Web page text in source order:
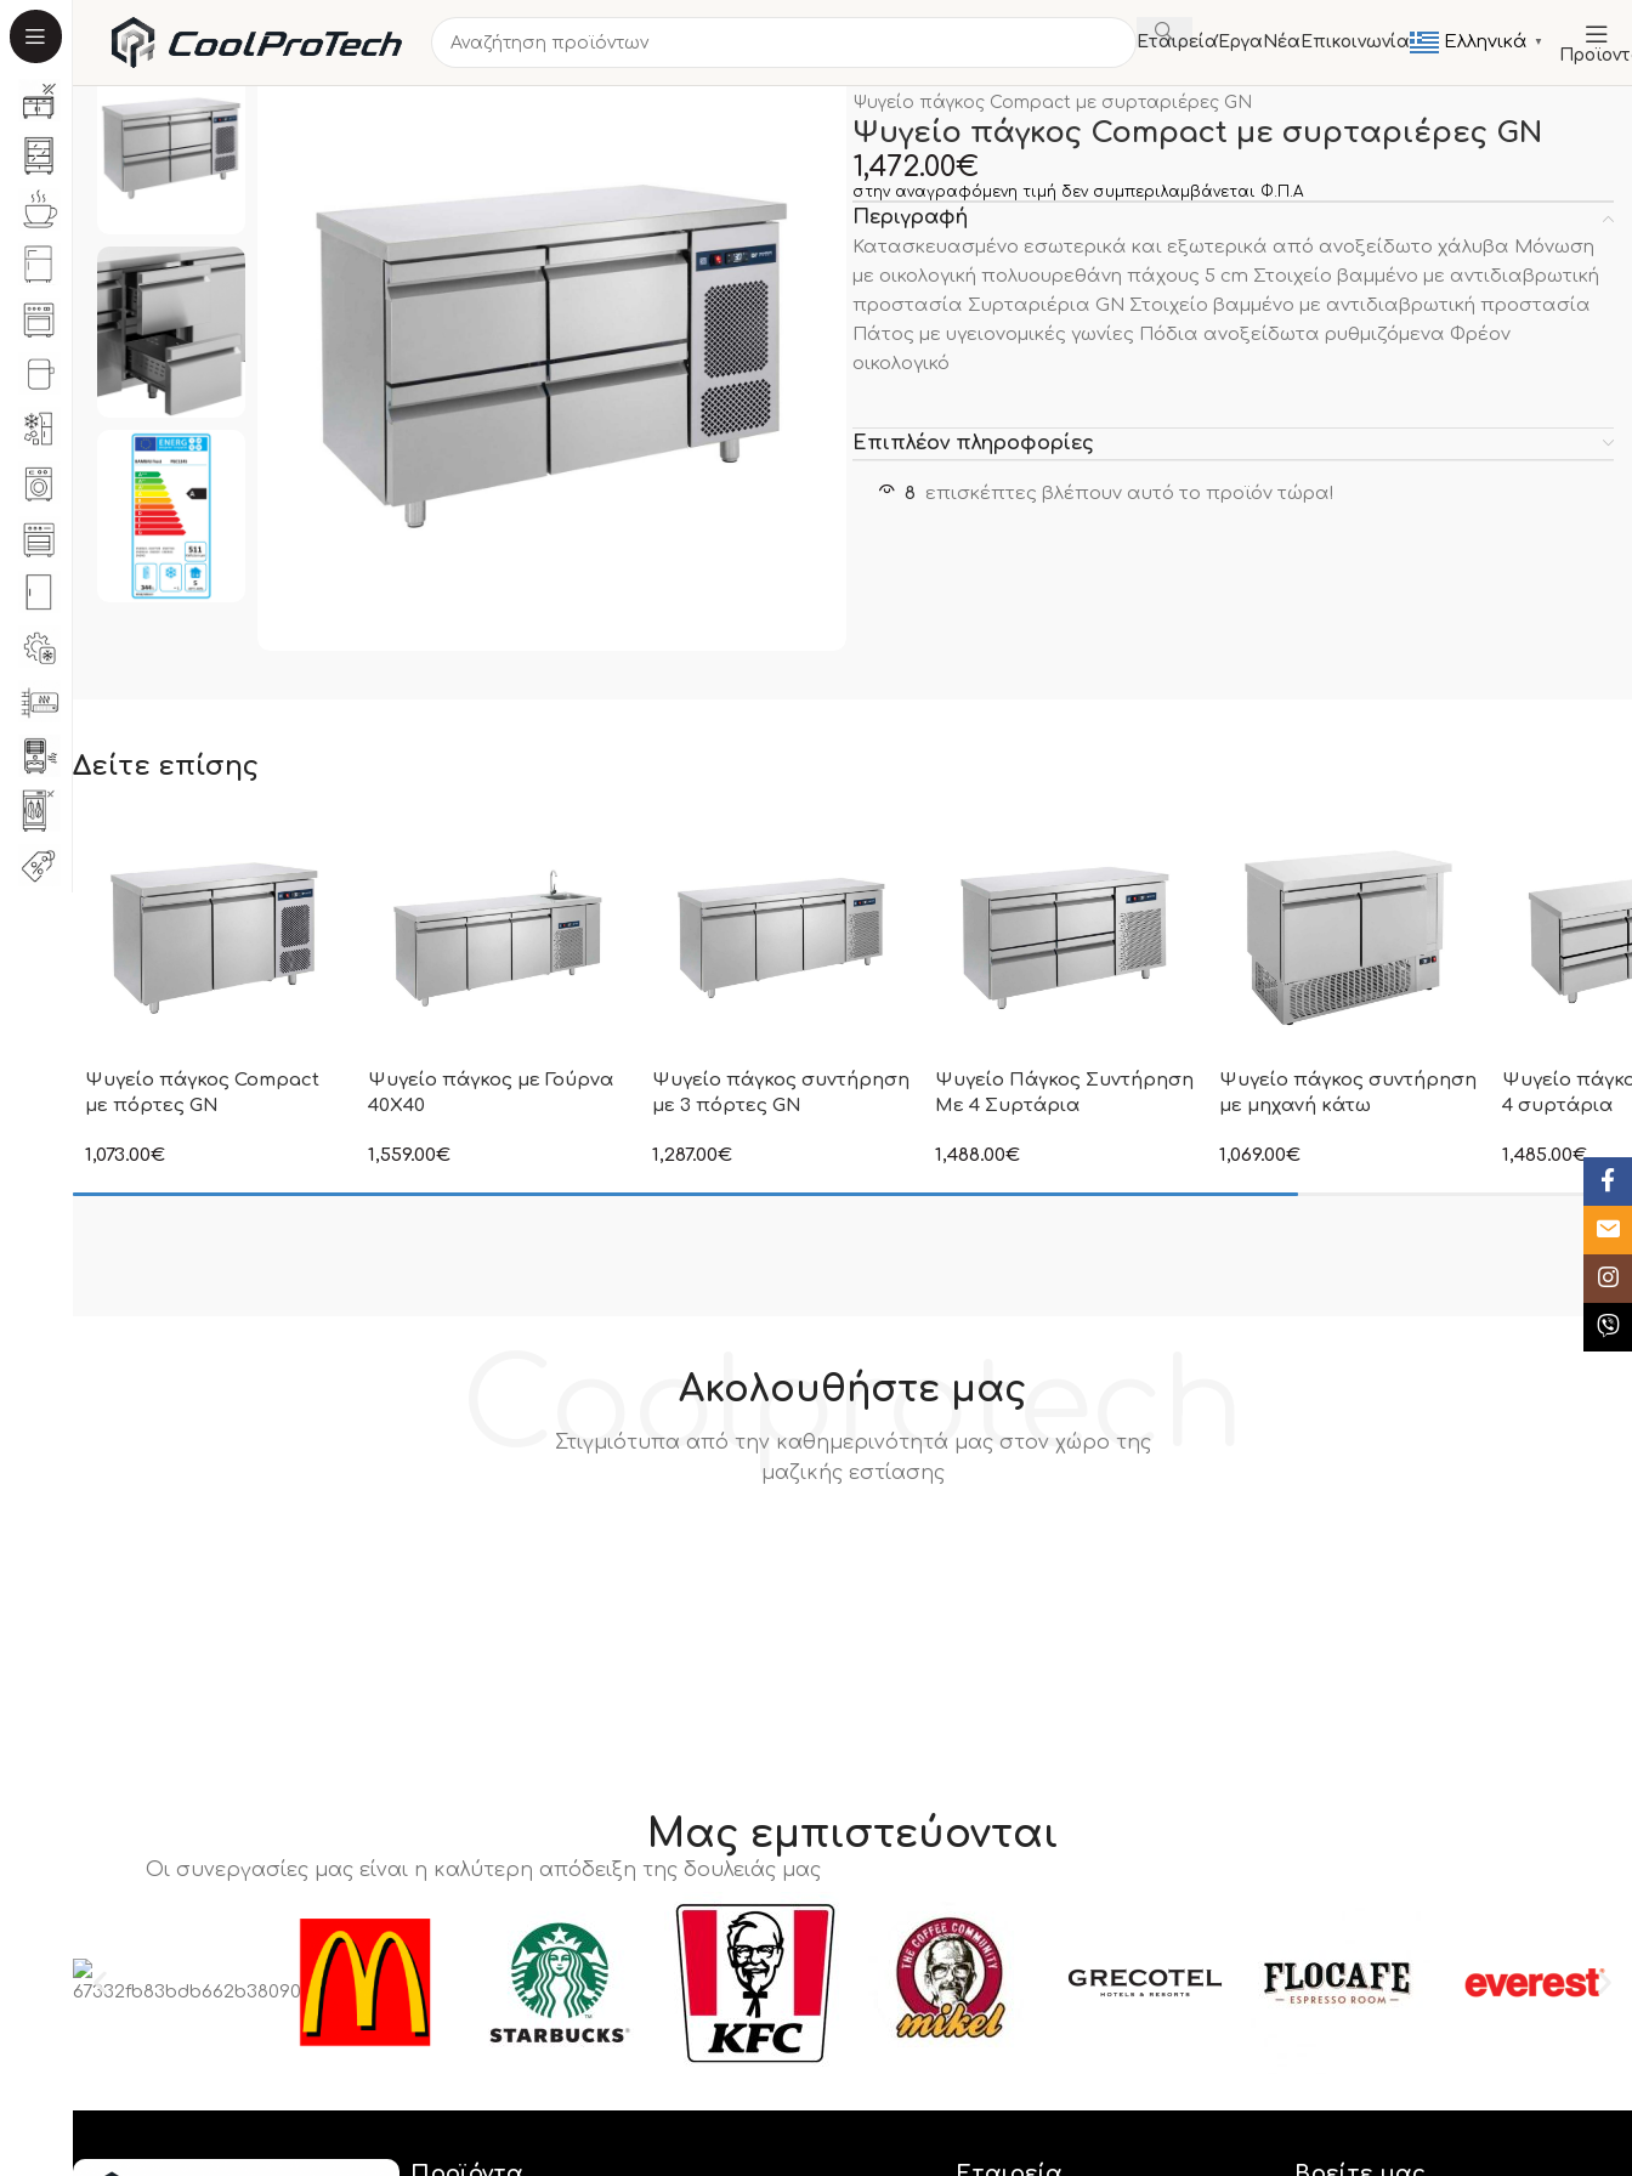
Εταιρεία Έργα Νέα Επικοινωνία Ελληνικά ▼
Ψυγείο πάγκος Compact με συρταριέρες GN
Ψυγείο πάγκος Compact με συρταριέρες GN
1,472.00€
στην αναγραφόμενη τιμή δεν συμπεριλαμβάνεται Φ.Π.Α
Περιγραφή
Κατασκευασμένο εσωτερικά και εξωτερικά από ανοξείδωτο χάλυβα Μόνωση
με οικολογική πολυουρεθάνη πάχους 5 cm Στοιχείο βαμμένο με αντιδιαβρωτική
προστασία Συρταριέρια GN Στοιχείο βαμμένο με αντιδιαβρωτική προστασία
Πάτος με υγειονομικές γωνίες Πόδια ανοξείδωτα ρυθμιζόμενα Φρέον
οικολογικό
Επιπλέον πληροφορίες
8 επισκέπτες βλέπουν αυτό το προϊόν τώρα!
Δείτε επίσης
Ψυγείο πάγκος Compact
με πόρτες GN
1,073.00€
συμπεριλαμβάνεται Φ.Π.Α
Ψυγείο πάγκος με Γούρνα
40Χ40
1,559.00€
συμπεριλαμβάνεται Φ.Π.Α
Ψυγείο πάγκος συντήρηση
με 3 πόρτες GN
1,287.00€
συμπεριλαμβάνεται Φ.Π.Α
Ψυγείο Πάγκος Συντήρηση
Με 4 Συρτάρια
1,488.00€
συμπεριλαμβάνεται Φ.Π.Α
Ψυγείο πάγκος συντήρηση
με μηχανή κάτω
1,069.00€
συμπεριλαμβάνεται Φ.Π.Α
Ψυγείο
4 συρτάρια
1,485.00€
στην
Coolprotech
Ακολουθήστε μας
Στιγμιότυπα από την καθημερινότητά μας στον χώρο της
μαζικής εστίασης
Μας εμπιστεύονται
Οι συνεργασίες μας είναι η καλύτερη απόδειξη της δουλειάς μας
Email